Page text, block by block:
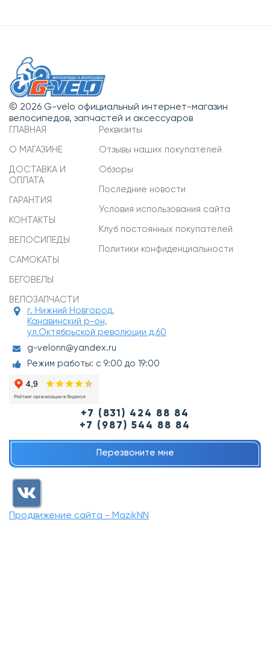
© 2026 G-velo официальный интернет-магазин
велосипедов, запчастей и аксессуаров
ГЛАВНАЯ
О МАГАЗИНЕ
ДОСТАВКА И
ОПЛАТА
ГАРАНТИЯ
КОНТАКТЫ
ВЕЛОСИПЕДЫ
САМОКАТЫ
БЕГОВЕЛЫ
ВЕЛОЗАПЧАСТИ
Реквизиты
Отзывы наших покупателей
Обзоры
Последние новости
Условия использования сайта
Клуб постоянных покупателей
Политики конфиденциальности
г. Нижний Новгород,
Канавинский р-он,
ул.Октябрьской революции д.60
g-velonn@yandex.ru
Режим работы: с 9:00 до 19:00
+7 (831) 424 88 84
+7 (987) 544 88 84
Перезвоните мне
Продвижение сайта - MazikNN